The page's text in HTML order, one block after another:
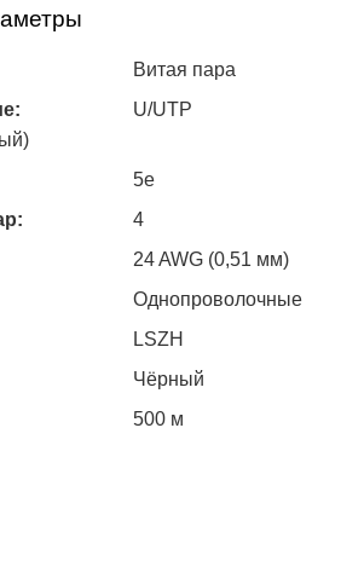
Витая пара
U/UTP
5e
4
24 AWG (0,51 мм)
Однопроволочные
LSZH
Чёрный
500 м